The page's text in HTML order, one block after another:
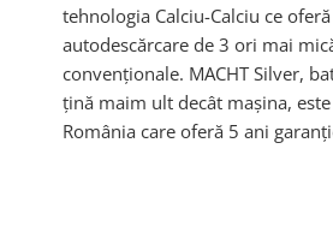
tehnologia Calciu-Calciu ce
autodescărcare de 3 ori mai
convenționale. MACHT Silver,
țină maim ult decât mașina,
România care oferă 5 ani